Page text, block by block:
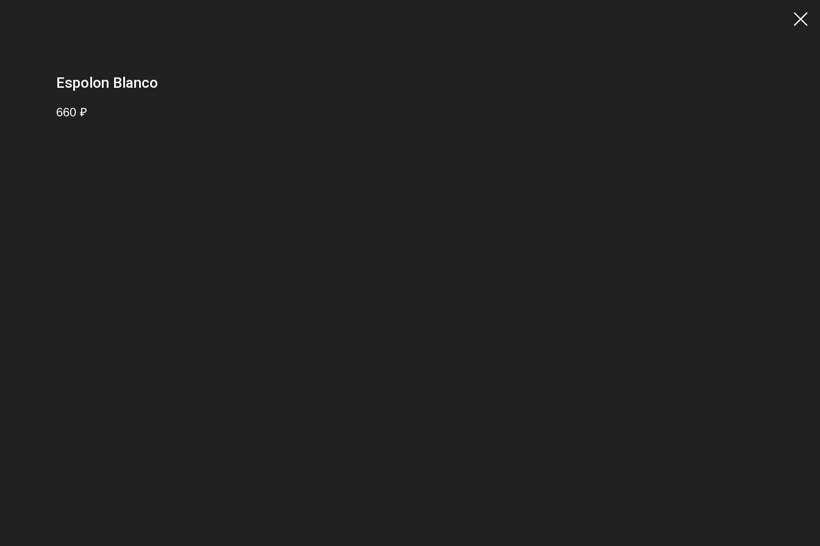
Espolon Blanco
660 ₽